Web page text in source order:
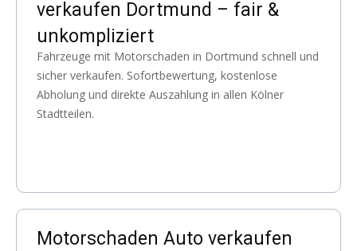
verkaufen Dortmund – fair &
unkompliziert
Fahrzeuge mit Motorschaden in Dortmund schnell und
sicher verkaufen. Sofortbewertung, kostenlose
Abholung und direkte Auszahlung in allen Kölner
Stadtteilen.
Motorschaden Auto verkaufen